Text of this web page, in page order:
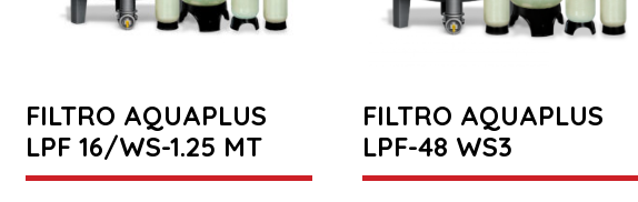
FILTRO AQUAPLUS
LPF 16/WS-1.25 MT
FILTRO AQUAPLUS
LPF-48 WS3